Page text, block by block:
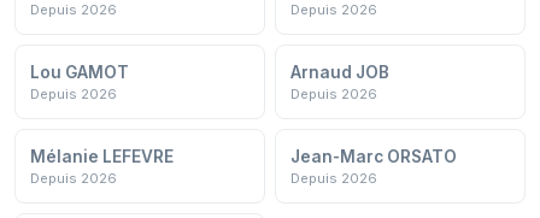
Depuis 2026 Depuis 2026
Lou GAMOT
Depuis 2026
Arnaud JOB
Depuis 2026
Mélanie LEFEVRE
Depuis 2026
Jean-Marc ORSATO
Depuis 2026